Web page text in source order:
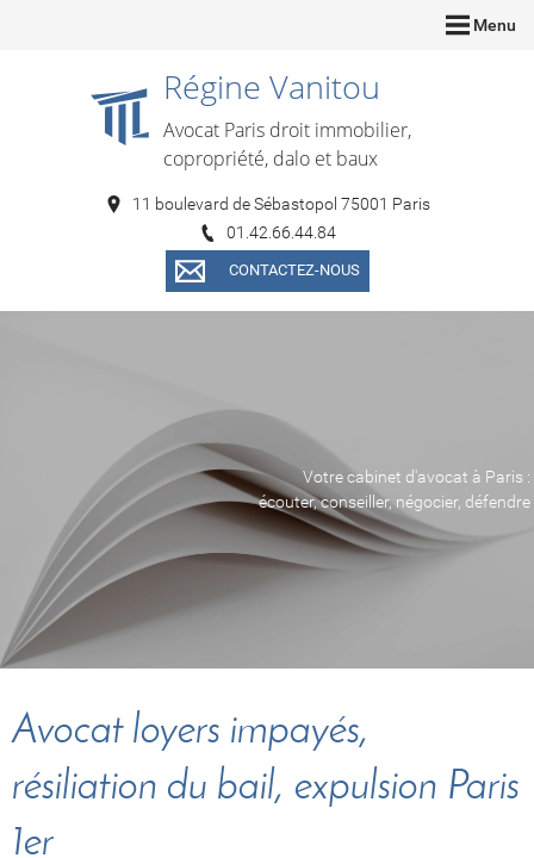
Menu
Régine Vanitou
Avocat Paris droit immobilier,
copropriété, dalo et baux
11 boulevard de Sébastopol 75001 Paris
01.42.66.44.84
CONTACTEZ-NOUS
Votre cabinet d'avocat à Paris :
écouter, conseiller, négocier, défendre
Avocat loyers impayés,
résiliation du bail, expulsion Paris
1er